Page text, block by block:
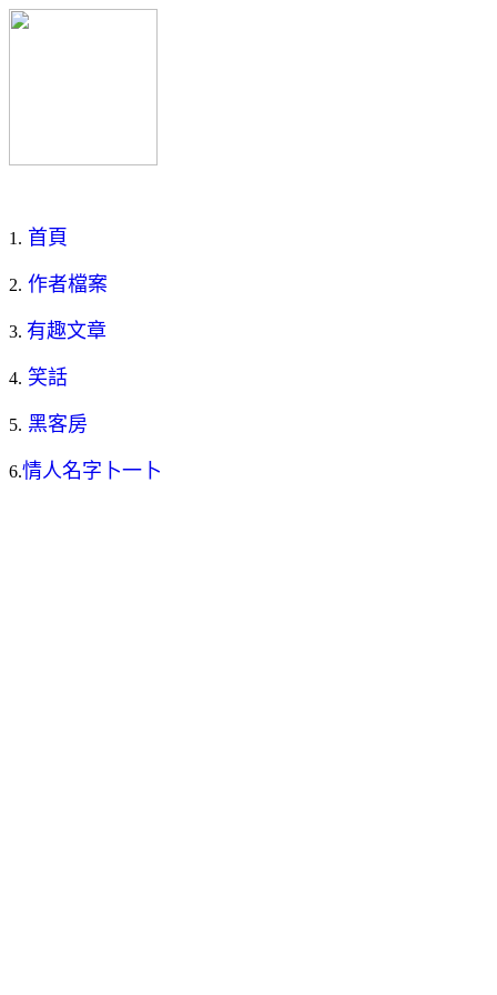
1. 首頁
2. 作者檔案
3. 有趣文章
4. 笑話
5. 黑客房
6.情人名字卜一卜